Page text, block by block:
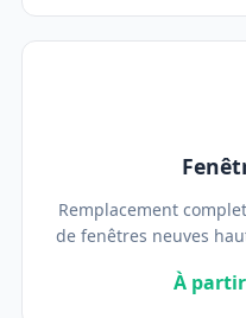
Remplacement
de fenêtres neuves
À partir